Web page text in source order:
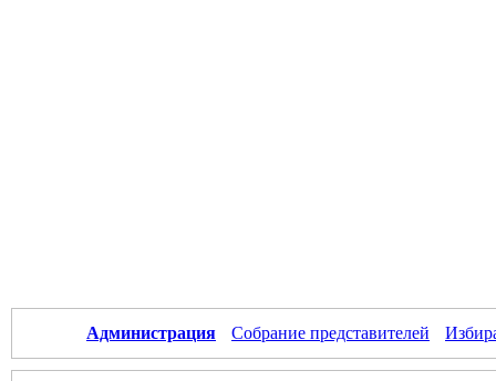
Администрация Собрание представителей